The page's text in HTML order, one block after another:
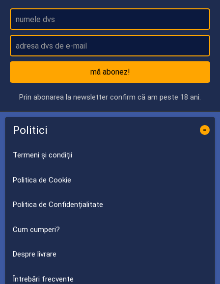
mă abonez!
Prin abonarea la newsletter confirm că am peste 18 ani.
Politici -
Termeni și condiții
Politica de Cookie
Politica de Confidențialitate
Cum cumperi?
Despre livrare
Întrebări frecvente